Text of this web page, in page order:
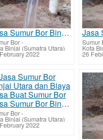
Jasa Sumur Bor Binjai Barat dan Biaya Jasa Buat Sumur Bor
Bor-
Binjai (Sumatra Utara)
2022
Sumur
Kota
26
Jasa Sumur Bor Binjai Utara dan Biaya Jasa Buat Sumur Bor
Bor-
Binjai (Sumatra Utara)
2022